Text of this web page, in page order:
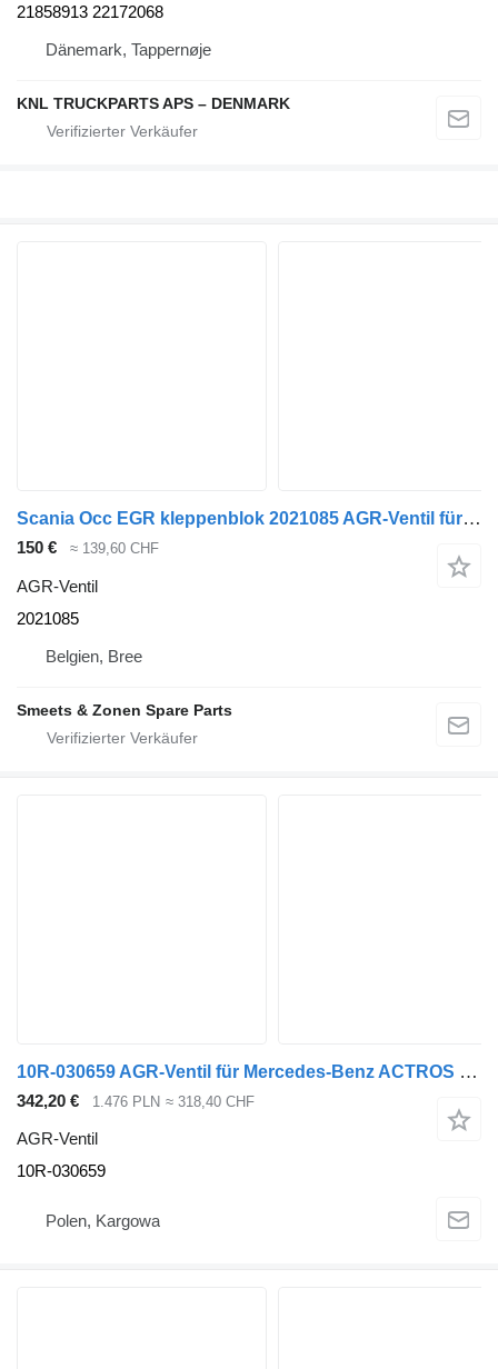
21858913 22172068
Dänemark, Tappernøje
KNL TRUCKPARTS APS – DENMARK
Scania Occ EGR kleppenblok 2021085 AGR-Ventil für LKW
150 € ≈ 139,60 CHF
AGR-Ventil
2021085
Belgien, Bree
Smeets & Zonen Spare Parts
10R-030659 AGR-Ventil für Mercedes-Benz ACTROS MP4 LKW
342,20 € 1.476 PLN ≈ 318,40 CHF
AGR-Ventil
10R-030659
Polen, Kargowa